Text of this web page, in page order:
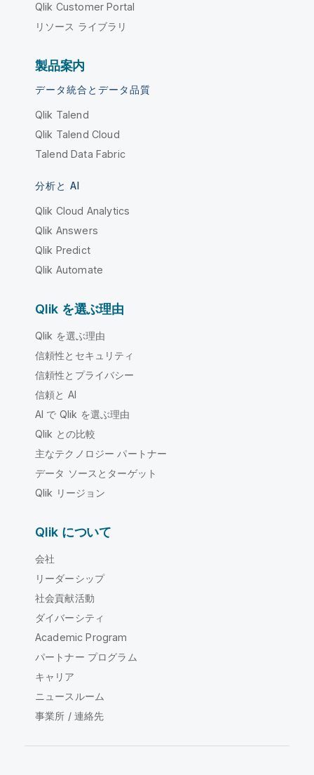
Qlik Customer Portal
リソース ライブラリ
製品案内
データ統合とデータ品質
Qlik Talend
Qlik Talend Cloud
Talend Data Fabric
分析と AI
Qlik Cloud Analytics
Qlik Answers
Qlik Predict
Qlik Automate
Qlik を選ぶ理由
Qlik を選ぶ理由
信頼性とセキュリティ
信頼性とプライバシー
信頼と AI
AI で Qlik を選ぶ理由
Qlik との比較
主なテクノロジー パートナー
データ ソースとターゲット
Qlik リージョン
Qlik について
会社
リーダーシップ
社会貢献活動
ダイバーシティ
Academic Program
パートナー プログラム
キャリア
ニュースルーム
事業所 / 連絡先